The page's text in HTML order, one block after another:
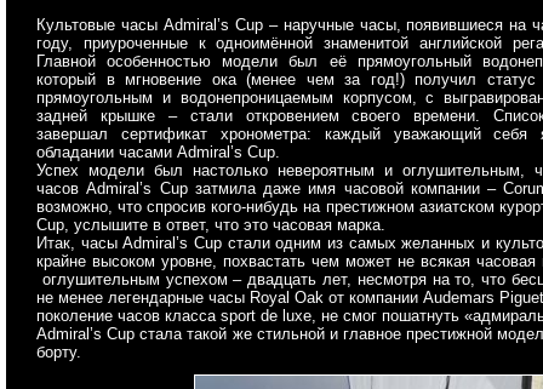
Культовые часы Admiral’s Cup – наручные часы, появившиеся на
году, приуроченные к одноимённой знаменитой английской
Главной особенностью модели был её прямоугольный
который в мгновение ока (менее чем за год!) получил статус
прямоугольным и водонепроницаемым корпусом, с
задней крышке – стали откровением своего времени.
завершал сертификат хронометра: каждый уважающий себя
обладании часами Admiral’s Cup.
Успех модели был настолько невероятным и оглушительным,
часов Admiral’s Cup затмила даже имя часовой компании –
возможно, что спросив кого-нибудь на престижном азиатском
Cup, услышите в ответ, что это часовая марка.
Итак, часы Admiral’s Cup стали одним из самых желанных и
крайне высоком уровне, похвастать чем может не всякая
оглушительным успехом – двадцать лет, несмотря на то, что
не менее легендарные часы Royal Oak от компании Audemars
поколение часов класса sport de luxe, не смог пошатнуть
Admiral’s Cup стала такой же стильной и главное престижной
борту.